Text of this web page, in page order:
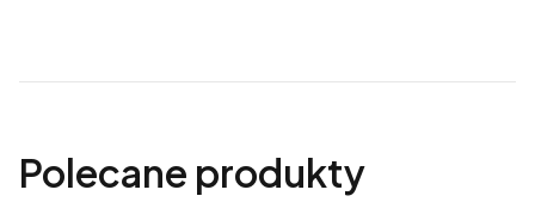
Polecane produkty